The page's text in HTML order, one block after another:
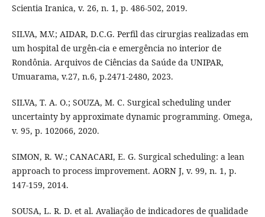
Scientia Iranica, v. 26, n. 1, p. 486-502, 2019.
SILVA, M.V.; AIDAR, D.C.G. Perfil das cirurgias realizadas em
um hospital de urgên-cia e emergência no interior de
Rondônia. Arquivos de Ciências da Saúde da UNIPAR,
Umuarama, v.27, n.6, p.2471-2480, 2023.
SILVA, T. A. O.; SOUZA, M. C. Surgical scheduling under
uncertainty by approximate dynamic programming. Omega,
v. 95, p. 102066, 2020.
SIMON, R. W.; CANACARI, E. G. Surgical scheduling: a lean
approach to process improvement. AORN J, v. 99, n. 1, p.
147-159, 2014.
SOUSA, L. R. D. et al. Avaliação de indicadores de qualidade